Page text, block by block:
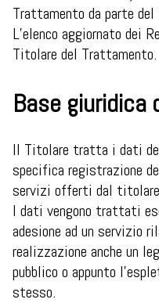
Trattamento da parte
L’elenco aggiornato dei
Titolare del Trattamento.
Base
Il Titolare tratta i dati
specifica registrazione
servizi offerti dal
I dati vengono trattati
adesione ad un servizio
realizzazione anche un
pubblico o appunto
stesso.